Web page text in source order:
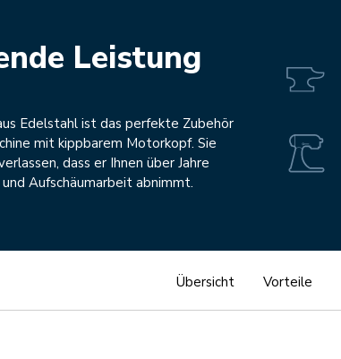
Leistung
Edelstahl ist das perfekte Zubehör
mit kippbarem Motorkopf. Sie
dass er Ihnen über Jahre
Aufschäumarbeit abnimmt.
Übersicht Vorteile